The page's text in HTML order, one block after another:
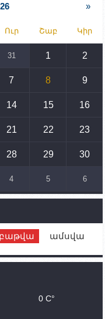
համար շահավետ
համար. իսպանացի
անձնակազմի
մեքենայի
Ալեն
Հայաստան
ԼՂ-ում՝ մինչև
»
Ուր Շաբ Կիր
31 1 2
7 8 9
14 15 16
21 22 23
28 29 30
4 5 6
ամսվա
0 C°